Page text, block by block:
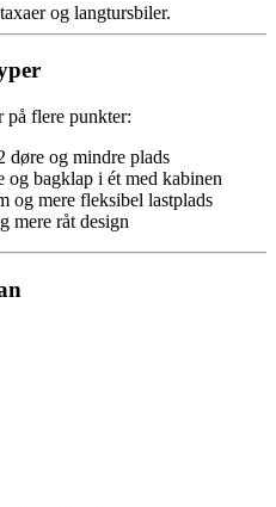
og langtursbiler.
på flere punkter:
døre og mindre plads
og bagklap i ét med kabinen
og mere fleksibel lastplads
mere råt design